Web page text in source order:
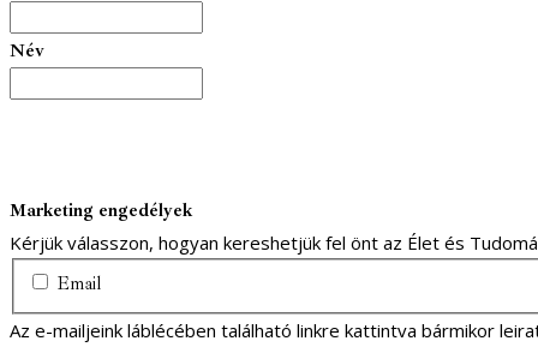
Név
Marketing engedélyek
Kérjük válasszon, hogyan kereshetjük fel önt az Élet és
Email
Az e-mailjeink láblécében található linkre kattintva bármikor